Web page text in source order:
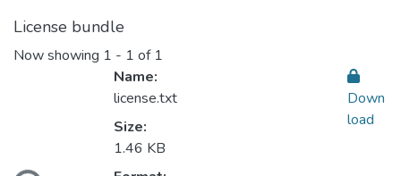
License bundle
Now showing 1 - 1 of 1
Name:
license.txt
Size:
1.46 KB
Down
load